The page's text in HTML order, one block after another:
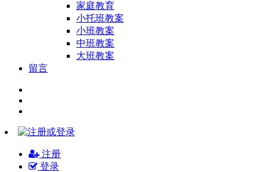
家庭教育
小托班教案
小班教案
中班教案
大班教案
留言
注册
登录